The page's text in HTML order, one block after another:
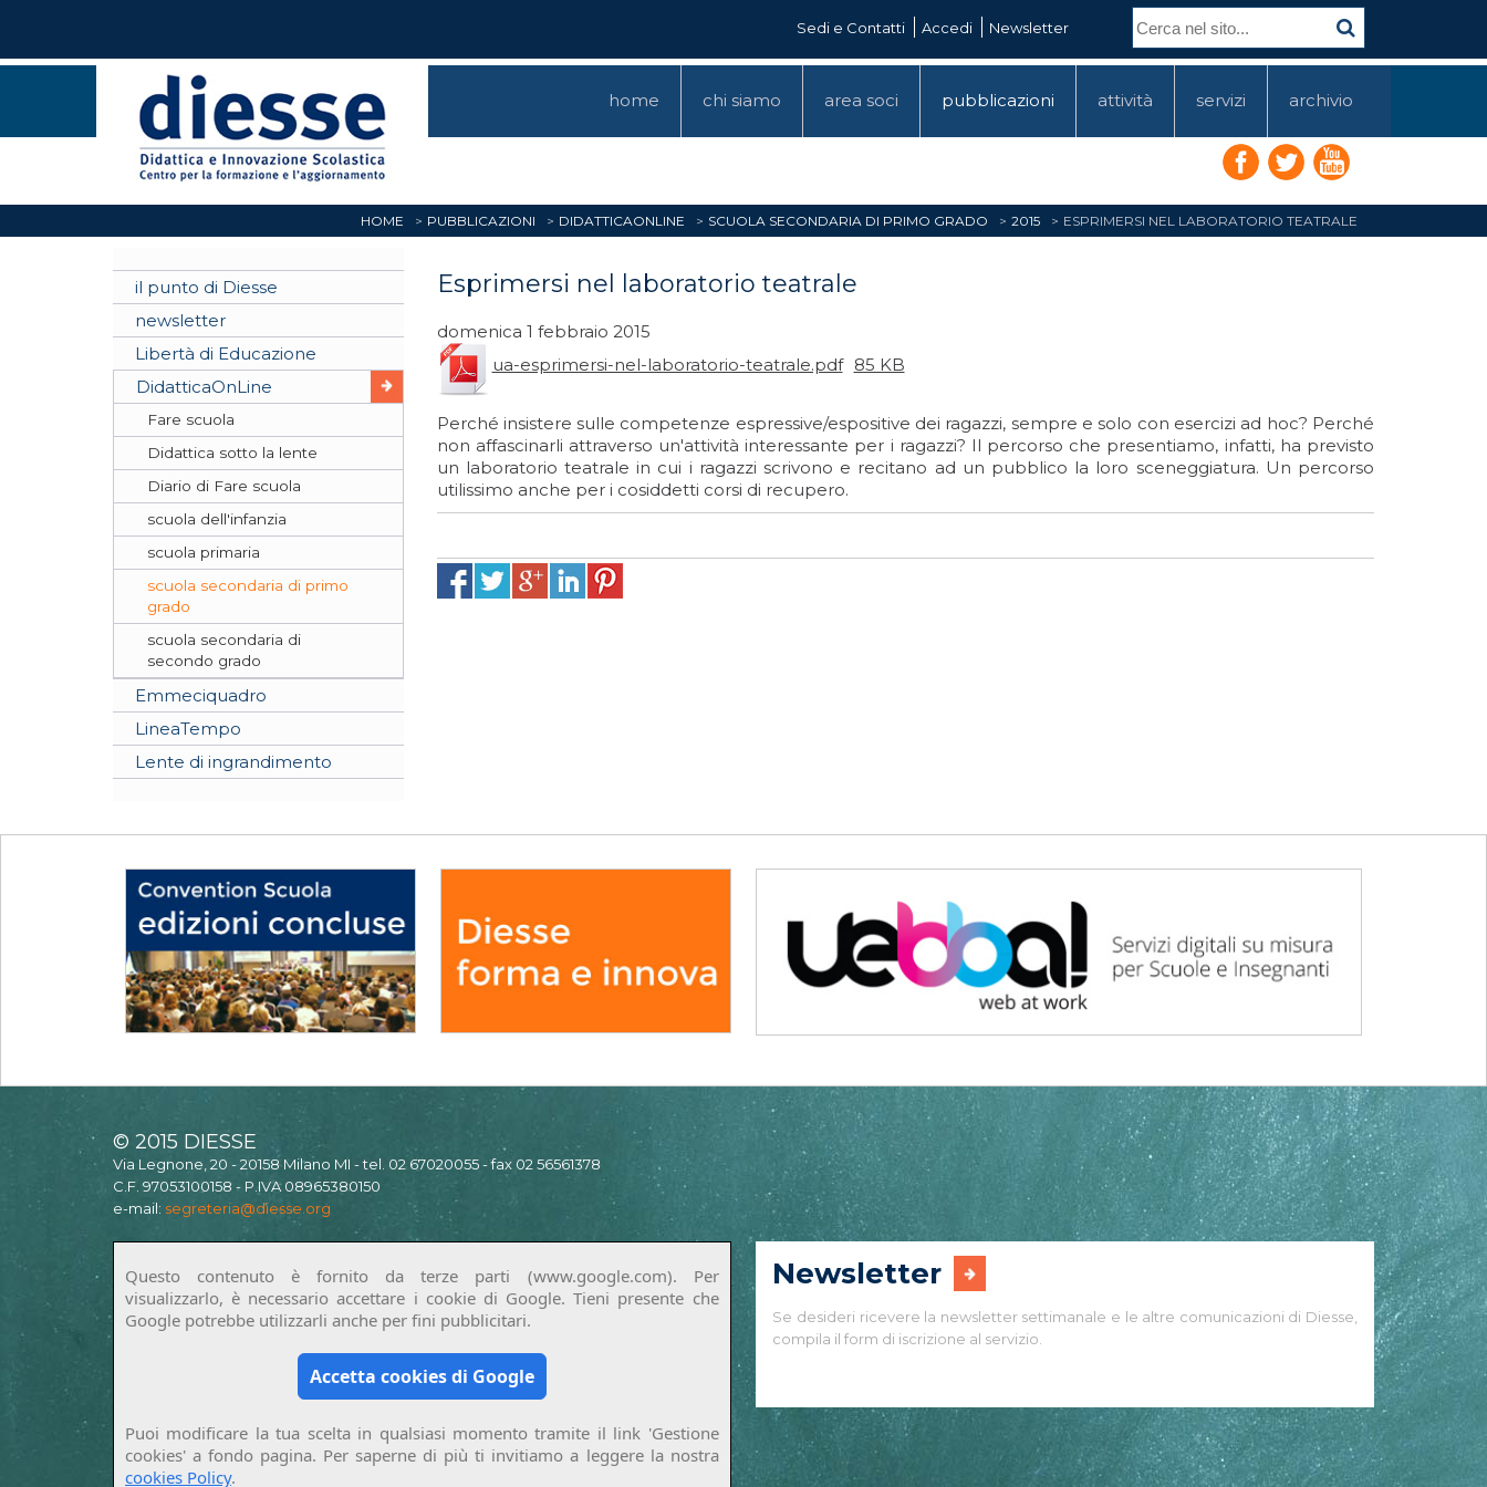
Sedi e Contatti Accedi Newsletter
home chi siamo area soci pubblicazioni attività servizi archivio
HOME PUBBLICAZIONI DIDATTICAONLINE SCUOLA SECONDARIA DI PRIMO GRADO 2015 ESPRIMERSI NEL LABORATORIO TEATRALE
il punto di Diesse
newsletter
Libertà di Educazione
DidatticaOnLine
Fare scuola
Didattica sotto la lente
Diario di Fare scuola
scuola dell'infanzia
scuola primaria
scuola secondaria di primo
grado
scuola secondaria di
secondo grado
Emmeciquadro
LineaTempo
Lente di ingrandimento
Esprimersi nel laboratorio teatrale
domenica 1 febbraio 2015
ua-esprimersi-nel-laboratorio-teatrale.pdf
85 KB
Perché insistere sulle competenze espressive/espositive dei ragazzi, sempre e solo con esercizi ad hoc? Perché
non affascinarli attraverso un'attività interessante per i ragazzi? Il percorso che presentiamo, infatti, ha previsto
un laboratorio teatrale in cui i ragazzi scrivono e recitano ad un pubblico la loro sceneggiatura. Un percorso
utilissimo anche per i cosiddetti corsi di recupero.
© 2015 DIESSE
Via Legnone, 20 - 20158 Milano MI - tel. 02 67020055 - fax 02 56561378
C.F. 97053100158 - P.IVA 08965380150
e-mail: segreteria@diesse.org
Questo contenuto è fornito da terze parti (www.google.com). Per
visualizzarlo, è necessario accettare i cookie di Google. Tieni presente che
Google potrebbe utilizzarli anche per fini pubblicitari.
Accetta cookies di Google
Puoi modificare la tua scelta in qualsiasi momento tramite il link 'Gestione
cookies' a fondo pagina. Per saperne di più ti invitiamo a leggere la nostra
cookies Policy.
Newsletter
Se desideri ricevere la newsletter settimanale e le altre comunicazioni di Diesse,
compila il form di iscrizione al servizio.